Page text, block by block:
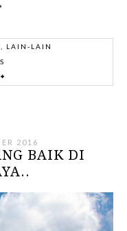
LAIN-LAIN
2016
BAIK DI